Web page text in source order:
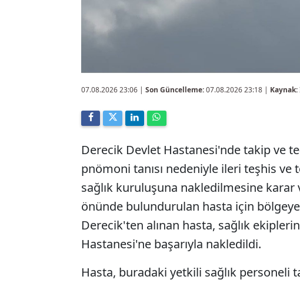
07.08.2026 23:06 | Son Güncelleme:07.08.2026 23:18 | Kaynak:
Derecik Devlet Hastanesi'nde takip ve
pnömoni tanısı nedeniyle ileri teşhis ve
sağlık kuruluşuna nakledilmesine
önünde bulundurulan hasta için
Derecik'ten alınan hasta, sağlık
Hastanesi'ne başarıyla nakledildi.
Hasta, buradaki yetkili sağlık personeli